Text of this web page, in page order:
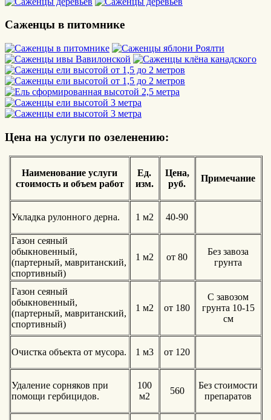
Саженцы в питомнике
Цена на услуги по озеленению:
Наименование услуги
стоимость и объем работ
Ед.
изм.
Цена,
руб.
Примечание
Укладка рулонного дерна. 1 м2 40-90
Газон сеяный
обыкновенный,
(партерный, мавританский,
спортивный)
1 м2 от 80
Без завоза
грунта
Газон сеяный
обыкновенный,
(партерный, мавританский,
спортивный)
1 м2 от 180
C завозом
грунта 10-15
см
Очистка объекта от мусора. 1 м3 от 120
Удаление сорняков при
помощи гербицидов.
100
м2
560
Без стоимости
препаратов